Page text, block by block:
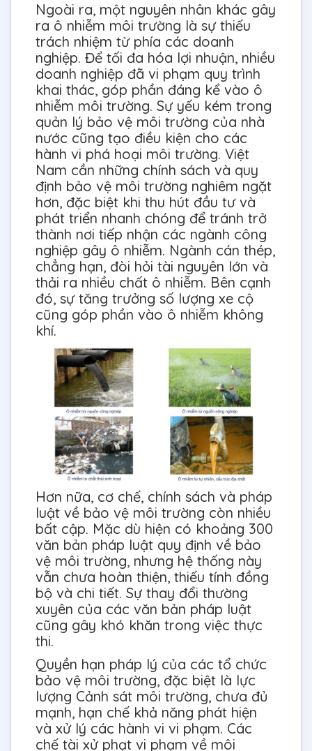
Ngoài ra, một nguyên nhân khác gây
ra ô nhiễm môi trường là sự thiếu
trách nhiệm từ phía các doanh
nghiệp. Để tối đa hóa lợi nhuận, nhiều
doanh nghiệp đã vi phạm quy trình
khai thác, góp phần đáng kể vào ô
nhiễm môi trường. Sự yếu kém trong
quản lý bảo vệ môi trường của nhà
nước cũng tạo điều kiện cho các
hành vi phá hoại môi trường. Việt
Nam cần những chính sách và quy
định bảo vệ môi trường nghiêm ngặt
hơn, đặc biệt khi thu hút đầu tư và
phát triển nhanh chóng để tránh trở
thành nơi tiếp nhận các ngành công
nghiệp gây ô nhiễm. Ngành cán thép,
chẳng hạn, đòi hỏi tài nguyên lớn và
thải ra nhiều chất ô nhiễm. Bên cạnh
đó, sự tăng trưởng số lượng xe cộ
cũng góp phần vào ô nhiễm không
khí.
Hơn nữa, cơ chế, chính sách và pháp
luật về bảo vệ môi trường còn nhiều
bất cập. Mặc dù hiện có khoảng 300
văn bản pháp luật quy định về bảo
vệ môi trường, nhưng hệ thống này
vẫn chưa hoàn thiện, thiếu tính đồng
bộ và chi tiết. Sự thay đổi thường
xuyên của các văn bản pháp luật
cũng gây khó khăn trong việc thực
thi.
Quyền hạn pháp lý của các tổ chức
bảo vệ môi trường, đặc biệt là lực
lượng Cảnh sát môi trường, chưa đủ
mạnh, hạn chế khả năng phát hiện
và xử lý các hành vi vi phạm. Các
chế tài xử phạt vi phạm về môi